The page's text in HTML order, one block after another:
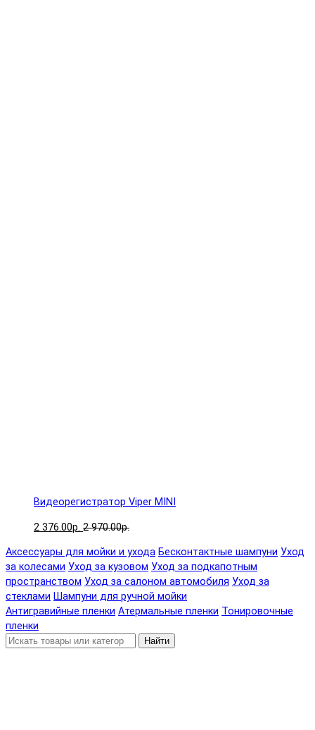
Видеорегистратор Viper MINI
2 376.00р. 2 970.00р.
Аксессуары для мойки и ухода Бесконтактные шампуни Уход
за колесами Уход за кузовом Уход за подкапотным
пространством Уход за салоном автомобиля Уход за
стеклами Шампуни для ручной мойки
Антигравийные пленки Атермальные пленки Тонировочные
пленки
Найти